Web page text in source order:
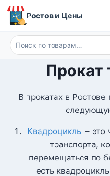
Перейти
Ростов и Цены
Искать:
Прокат
В прокатах в
Квадроциклы – это
транспорта,
перемещаться по
есть